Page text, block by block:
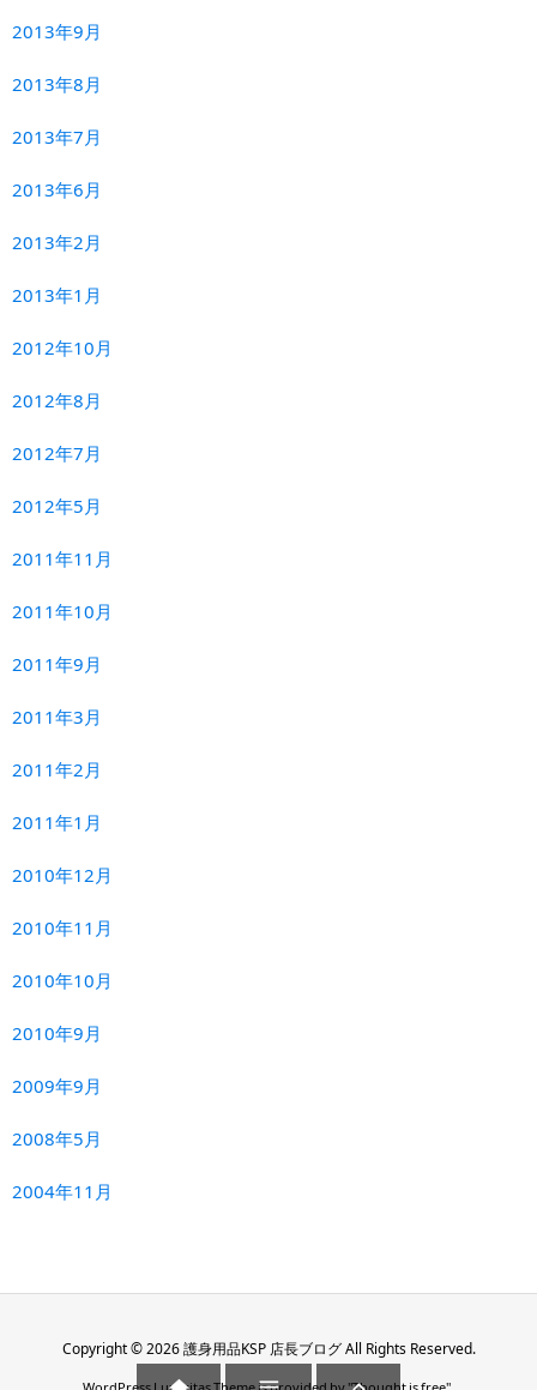
2013年9月
2013年8月
2013年7月
2013年6月
2013年2月
2013年1月
2012年10月
2012年8月
2012年7月
2012年5月
2011年11月
2011年10月
2011年9月
2011年3月
2011年2月
2011年1月
2010年12月
2010年11月
2010年10月
2010年9月
2009年9月
2008年5月
2004年11月
Copyright ©2026 護身用品KSP 店長ブログAll Rights Reserved.